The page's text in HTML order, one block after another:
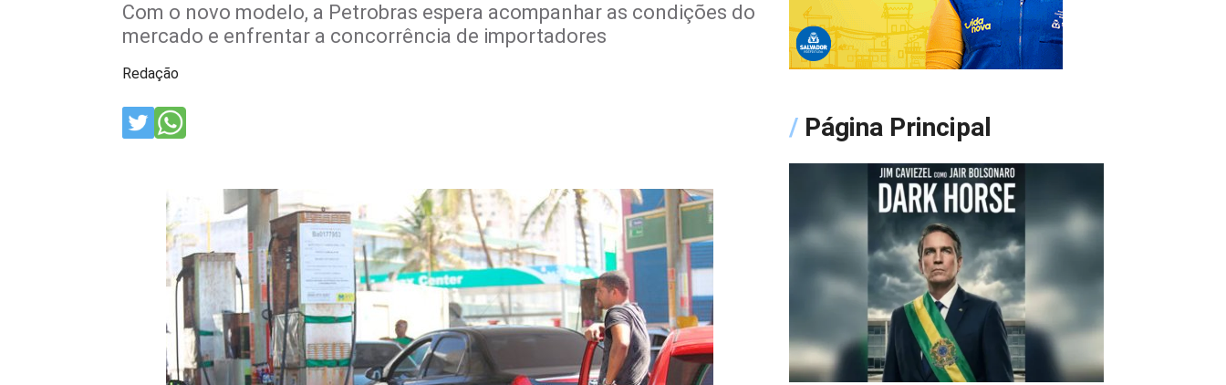
Com o novo modelo, a Petrobras espera acompanhar as condições do
mercado e enfrentar a concorrência de importadores
Redação
/ Página Principal